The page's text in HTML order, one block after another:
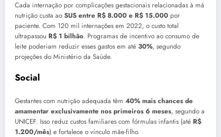
Cada internação por complicações gestacionais relacionadas à má
nutrição custa ao SUS entre R$ 8.000 e R$ 15.000 por
paciente. Com 120 mil internações em 2022, o custo total
ultrapassou R$ 1 bilhão. Programas de incentivo ao consumo de
leite poderiam reduzir esses gastos em até 30%, segundo
projeções do Ministério da Saúde.
Social
Gestantes com nutrição adequada têm 40% mais chances de
amamentar exclusivamente nos primeiros 6 meses, segundo a
UNICEF. Isso reduz custos familiares com fórmulas infantis (até R$
1.200/mês) e fortalece o vínculo mãe-filho.